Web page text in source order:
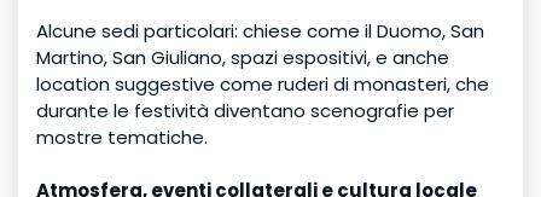
Alcune sedi particolari: chiese come il Duomo, San
Martino, San Giuliano, spazi espositivi, e anche
location suggestive come ruderi di monasteri, che
durante le festività diventano scenografie per
mostre tematiche.
Atmosfera, eventi collaterali e cultura locale